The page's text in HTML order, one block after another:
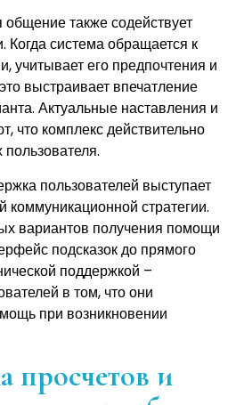
также содействует
Когда система обращается к
учитывает его предпочтения и
выстраивает впечатление
Актуальные наставления и
что комплекс действительно
пользователей выступает
стратегии.
вариантов получения помощи
подсказок до прямого
поддержкой –
в том, что они
при возникновении
просчетов и